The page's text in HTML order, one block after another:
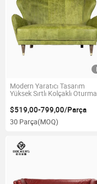
Modern Yaratıcı Tasarım
Yüksek Sırtlı Kolçaklı Oturma
$519,00-799,00/Parça
30 Parça(MOQ)